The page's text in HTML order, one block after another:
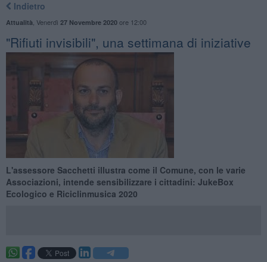
Indietro
Attualità Venerdì 27 Novembre 2020ore 12:00
"Rifiuti invisibili", una settimana di iniziative
L'assessore Sacchetti illustra come il Comune, con le varie
Associazioni, intende sensibilizzare i cittadini: JukeBox
Ecologico e Riciclinmusica 2020